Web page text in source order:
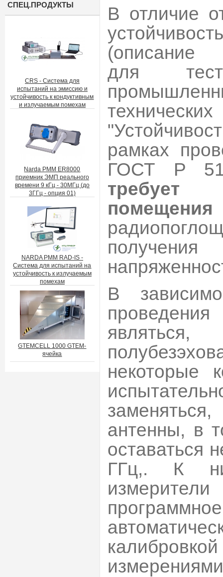
СПЕЦ.ПРОДУКТЫ
CRS - Система для
испытаний на эмиссию и
устойчивость к кондуктивным
и излучаемым помехам
Narda PMM ER8000
приемник ЭМП реального
времени 9 кГц - 30МГц (до
3ГГц - опция 01)
NARDA PMM RAD-IS -
Система для испытаний на
устойчивость к излучаемым
помехам
GTEMCELL 1000 GTEM-
ячейка
В отличие
для
рамках
ГОСТ Р
требует
В
некоторые
антенны, в
оставаться
ГГц,. К